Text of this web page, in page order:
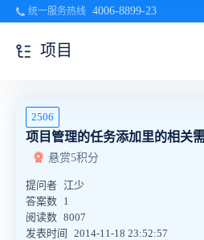
统一服务热线 4006-8899-23
项目
2506
项目管理的任务添加里的相关
悬赏5积分
提问者 江少
答案数 1
阅读数 8007
发表时间
2014-11-18 23:52:57